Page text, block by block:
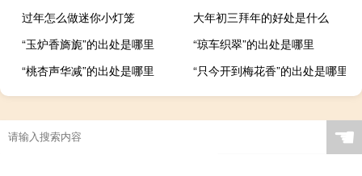
过年怎么做迷你小灯笼
大年初三拜年的好处是什么
“玉炉香旖旎”的出处是哪里
“琼车织翠”的出处是哪里
“桃杏声华减”的出处是哪里
“只今开到梅花香”的出处是哪里
☚